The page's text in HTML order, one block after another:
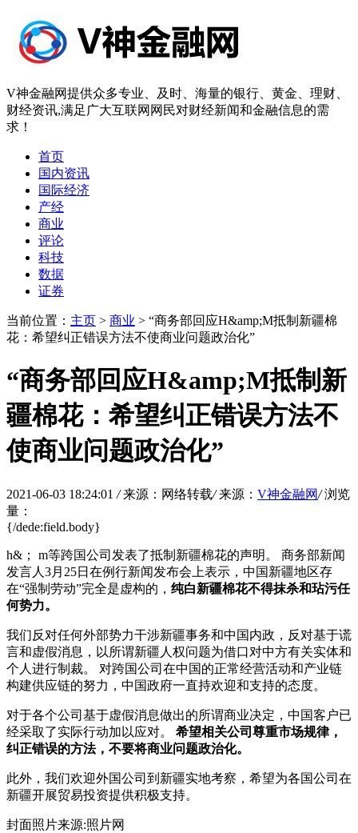
V神金融网提供众多专业、及时、海量的银行、黄金、理财、
财经资讯,满足广大互联网网民对财经新闻和金融信息的需
求！
首页
国内资讯
国际经济
产经
商业
评论
科技
数据
证券
当前位置： 主页 > 商业 > “商务部回应H&amp;M抵制新疆棉
花：希望纠正错误方法不使商业问题政治化”
“商务部回应H&amp;M抵制新
疆棉花：希望纠正错误方法不
使商业问题政治化”
2021-06-03 18:24:01 / 来源：网络转载/ 来源： V神金融网/ 浏览
量：
{/dede:field.body}
h&； m等跨国公司发表了抵制新疆棉花的声明。 商务部新闻
发言人3月25日在例行新闻发布会上表示，中国新疆地区存
在“强制劳动”完全是虚构的， 纯白新疆棉花不得抹杀和玷污任
何势力。
我们反对任何外部势力干涉新疆事务和中国内政，反对基于谎
言和虚假消息，以所谓新疆人权问题为借口对中方有关实体和
个人进行制裁。 对跨国公司在中国的正常经营活动和产业链
构建供应链的努力，中国政府一直持欢迎和支持的态度。
对于各个公司基于虚假消息做出的所谓商业决定，中国客户已
经采取了实际行动加以应对。 希望相关公司尊重市场规律，
纠正错误的方法，不要将商业问题政治化。
此外，我们欢迎外国公司到新疆实地考察，希望为各国公司在
新疆开展贸易投资提供积极支持。
封面照片来源:照片网